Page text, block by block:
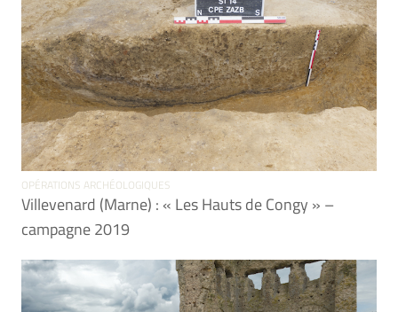
OPÉRATIONS ARCHÉOLOGIQUES
Villevenard (Marne) : « Les Hauts de Congy » –
campagne 2019